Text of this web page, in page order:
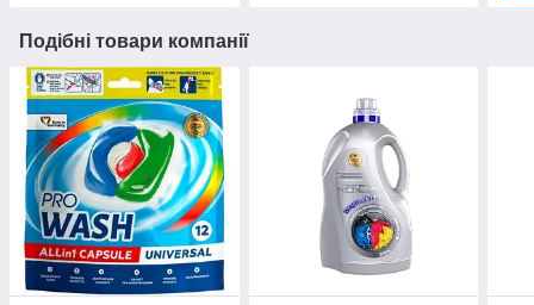
Подібні товари компанії